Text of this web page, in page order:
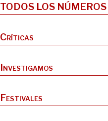
TODOS LOS NÚMEROS
Críticas
Investigamos
Festivales